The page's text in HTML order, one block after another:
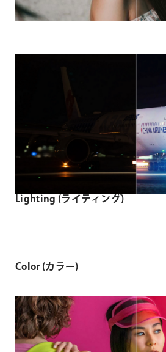
Lighting (ライティング)
Color (カラー)